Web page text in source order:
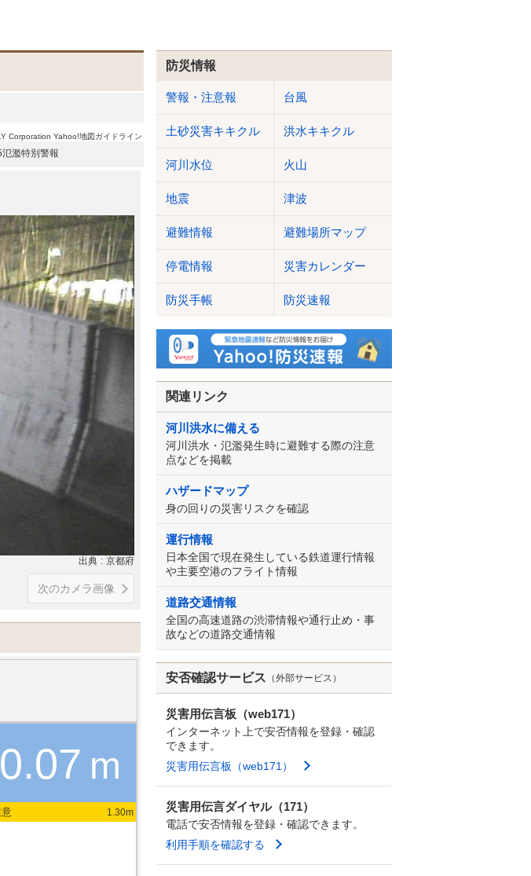
Corporation Yahoo!地図ガイドライン
氾濫特別警報
出典 京都府
次のカメラ画像
0.07 m
1.30m
防災情報
警報・注意報 台風
土砂災害キキクル 洪水キキクル
河川水位 火山
地震 津波
避難情報 避難場所マップ
停電情報 災害カレンダー
防災手帳 防災速報
関連リンク
河川洪水に備える
河川洪水・氾濫発生時に避難する際の注意
点などを掲載
ハザードマップ
身の回りの災害リスクを確認
運行情報
日本全国で現在発生している鉄道運行情報
や主要空港のフライト情報
道路交通情報
全国の高速道路の渋滞情報や通行止め・事
故などの道路交通情報
安否確認サービス （外部サービス）
災害用伝言板（web171）
インターネット上で安否情報を登録・確認
できます。
災害用伝言板（web171）
災害用伝言ダイヤル（171）
電話で安否情報を登録・確認できます。
利用手順を確認する